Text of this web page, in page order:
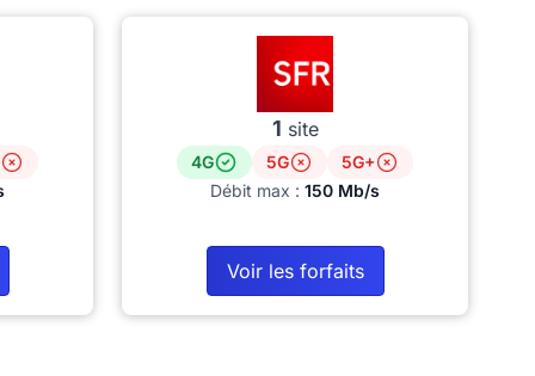
1 site
4G 5G
5G+
Débit max : 150 Mb/s
Voir les forfaits